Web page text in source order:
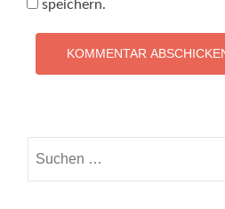
speichern.
nach: